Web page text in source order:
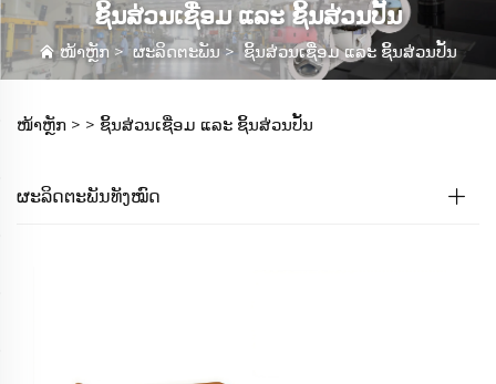
ຊິ້ນສ່ວນເຊື່ອມ ແລະ ຊິ້ນສ່ວນປັ້ນ
ໜ້າຫຼັກ >ຜະລິດຕະພັນ >ຊິ້ນສ່ວນເຊື່ອມ ແລະ ຊິ້ນສ່ວນປັ້ນ
ໜ້າຫຼັກ > > ຊິ້ນສ່ວນເຊື່ອມ ແລະ ຊິ້ນສ່ວນປັ້ນ
ຜະລິດຕະພັນທັງໝົດ